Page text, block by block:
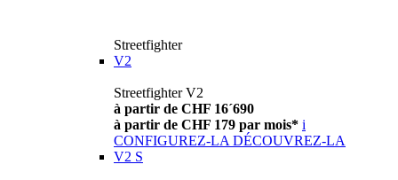
Streetfighter
V2
Streetfighter V2
à partir de CHF 16´690
à partir de CHF 179 par mois* i
CONFIGUREZ-LA DÉCOUVREZ-LA
V2 S